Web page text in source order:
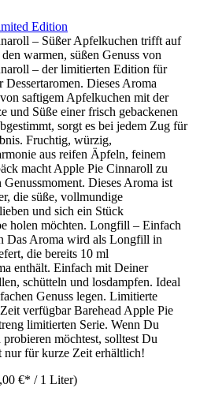
Edition
– Süßer Apfelkuchen trifft auf
warmen, süßen Genuss von
– der limitierten Edition für
Dieses Aroma
saftigem Apfelkuchen mit der
und Süße einer frisch gebackenen
sorgt es bei jedem Zug für
Fruchtig, würzig,
aus reifen Äpfeln, feinem
macht Apple Pie Cinnaroll zu
Dieses Aroma ist
die süße, vollmundige
und sich ein Stück
holen möchten. Longfill – Einfach
Das Aroma wird als Longfill in
die bereits 10 ml
enthält. Einfach mit Deiner
schütteln und losdampfen. Ideal
Genuss legen. Limitierte
verfügbar Barehead Apple Pie
limitierten Serie. Wenn Du
probieren möchtest, solltest Du
nur für kurze Zeit erhältlich!
€* / 1 Liter)